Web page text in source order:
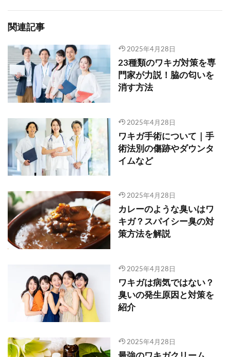
関連記事
2025年4月28日
23種類のワキガ対策を専
門家が力説！脇の匂いを
消す方法
2025年4月28日
ワキガ手術について｜手
術法別の傷跡やダウンタ
イムなど
2025年4月28日
カレーのような臭いはワ
キガ？スパイシー臭の対
策方法を解説
2025年4月28日
ワキガは病気ではない？
臭いの発生原因と対策を
紹介
2025年4月28日